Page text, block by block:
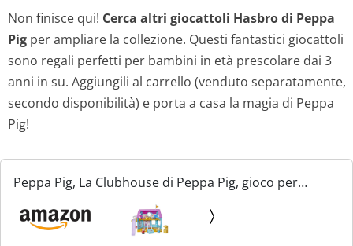
Non finisce qui! Cerca altri giocattoli Hasbro di Peppa
Pig per ampliare la collezione. Questi fantastici giocattoli
sono regali perfetti per bambini in età prescolare dai 3
anni in su. Aggiungili al carrello (venduto separatamente,
secondo disponibilità) e porta a casa la magia di Peppa
Pig!
Peppa Pig, La Clubhouse di Peppa Pig, gioco per
bambini in età prescolare, con effetti sonori, 2
personaggi, 7 accessori, dai 3 anni in su